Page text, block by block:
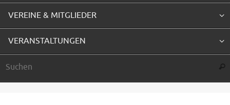
VEREINE & MITGLIEDER
VERANSTALTUNGEN